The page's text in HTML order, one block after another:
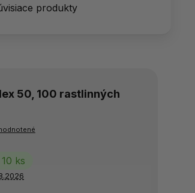
produkty
50, 100 rastlinných
ks